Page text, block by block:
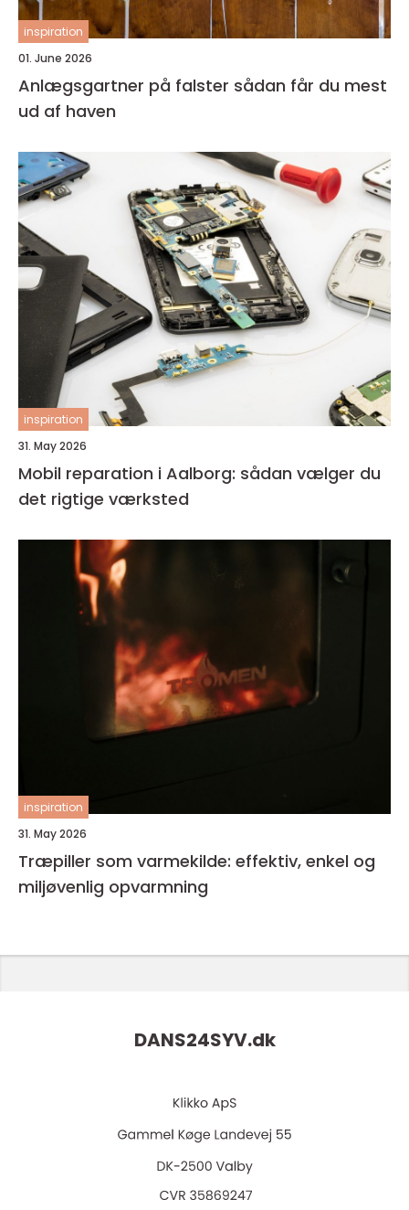
inspiration
01. June 2026
Anlægsgartner på falster sådan får du mest
ud af haven
inspiration
31. May 2026
Mobil reparation i Aalborg: sådan vælger du
det rigtige værksted
inspiration
31. May 2026
Træpiller som varmekilde: effektiv, enkel og
miljøvenlig opvarmning
DANS24SYV.dk